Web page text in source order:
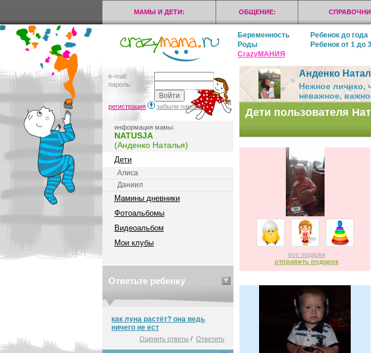
МАМЫ И ДЕТИ: ОБЩЕНИЕ:
Беременность Ребенок до года
Роды
Ребенок от 1 до
CrazyМАНИЯ
e-mail:
пароль:
регистрация забыли пароль?
информация мамы:
NATUSJA
(Анденко Наталья)
Дети
Алиса
Даниил
Мамины дневники
Фотоальбомы
Видеоальбом
Мои клубы
Ответьте ребенку
как луна растёт? она ведь
ничего не ест
Оценить ответы / Ответить
Анденко
Нежное личико,
неважное,
Дети пользователя
все подарки
отправить подарок